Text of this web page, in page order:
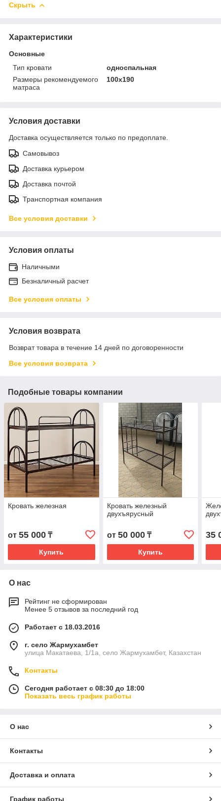
Скрыть
Характеристики
Основные
Тип кровати
односпальная
Размеры рекомендуемого
матраса
100х190
Условия доставки
Доставка осуществляется только по предоплате.
Самовывоз
Доставка курьером
Доставка почтой
Транспортная компания
Все условия доставки
Условия оплаты
Наличными
Безналичный расчет
Все условия оплаты
Условия возврата
Возврат товара в течение 14 дней по договоренности
Все условия возврата
Подобные товары компании
Кровать железная
от 55 000 ₸
Купить
Кровать железный
двухъярусный
от 50 000₸
Купить
35
О нас
Рейтинг не сформирован
Менее 5 отзывов за последний год
Работает с 18.03.2016
г. село Жармухамбет
улица Макатаева, 1/1а, село Жармухамбет, Казахстан
Контакты
Сегодня работает с 08:30 до 18:00
Показать весь график работы
О нас
Контакты
Доставка и оплата
График работы